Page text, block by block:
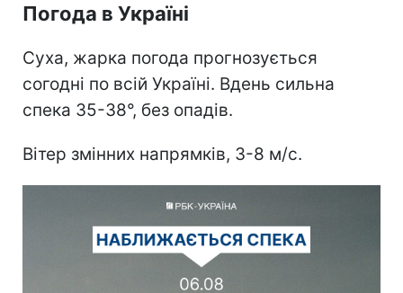
Погода в Україні
Суха, жарка погода прогнозується
согодні по всій Україні. Вдень сильна
спека 35-38°, без опадів.
Вітер змінних напрямків, 3-8 м/с.